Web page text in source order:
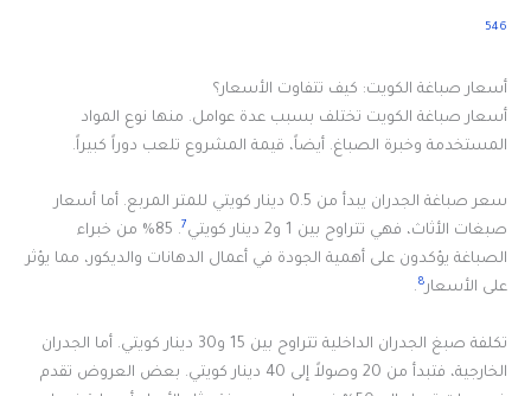
546
أسعار صباغة الكويت: كيف تتفاوت الأسعار؟
أسعار صباغة الكويت تختلف بسبب عدة عوامل. منها نوع المواد
المستخدمة وخبرة الصباغ. أيضاً، قيمة المشروع تلعب دوراً كبيراً.
سعر صباغة الجدران يبدأ من 0.5 دينار كويتي للمتر المربع. أما أسعار
صبغات الأثاث، فهي تتراوح بين 1 و2 دينار كويتي
7
. 85% من خبراء
الصباغة يؤكدون على أهمية الجودة في أعمال الدهانات والديكور، مما يؤثر
على الأسعار8
.
تكلفة صبغ الجدران الداخلية تتراوح بين 15 و30 دينار كويتي. أما الجدران
الخارجية، فتبدأ من 20 وصولاً إلى 40 دينار كويتي. بعض العروض تقدم